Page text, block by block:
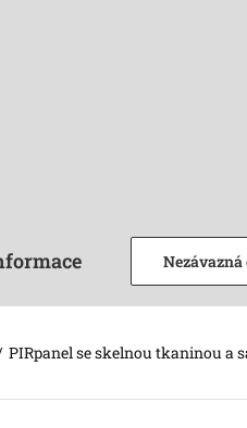
PIRpanel se skelnou tkaninou a